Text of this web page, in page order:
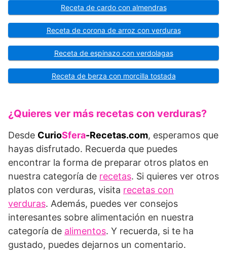
Receta de cardo con almendras
Receta de corona de arroz con verduras
Receta de espinazo con verdolagas
Receta de berza con morcilla tostada
¿Quieres ver más recetas con verduras?
Desde CurioSfera-Recetas.com, esperamos que
hayas disfrutado. Recuerda que puedes
encontrar la forma de preparar otros platos en
nuestra categoría de recetas. Si quieres ver otros
platos con verduras, visita recetas con
verduras. Además, puedes ver consejos
interesantes sobre alimentación en nuestra
categoría de alimentos. Y recuerda, si te ha
gustado, puedes dejarnos un comentario.